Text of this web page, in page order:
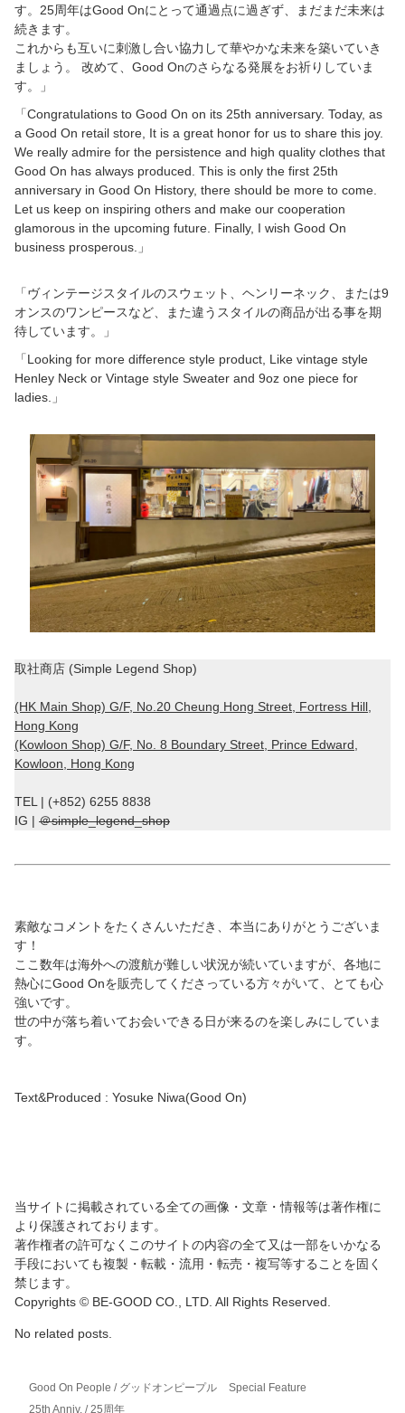
す。25周年はGood Onにとって通過点に過ぎず、まだまだ未来は
続きます。
これからも互いに刺激し合い協力して華やかな未来を築いていき
ましょう。 改めて、Good Onのさらなる発展をお祈りしていま
す。」
「Congratulations to Good On on its 25th anniversary. Today, as
a Good On retail store, It is a great honor for us to share this joy.
We really admire for the persistence and high quality clothes that
Good On has always produced. This is only the first 25th
anniversary in Good On History, there should be more to come.
Let us keep on inspiring others and make our cooperation
glamorous in the upcoming future. Finally, I wish Good On
business prosperous.」
「ヴィンテージスタイルのスウェット、ヘンリーネック、または9
オンスのワンピースなど、また違うスタイルの商品が出る事を期
待しています。」
「Looking for more difference style product, Like vintage style
Henley Neck or Vintage style Sweater and 9oz one piece for
ladies.」
取社商店 (Simple Legend Shop)
(HK Main Shop) G/F, No.20 Cheung Hong Street, Fortress Hill,
Hong Kong
(Kowloon Shop) G/F, No. 8 Boundary Street, Prince Edward,
Kowloon, Hong Kong
TEL | (+852) 6255 8838
IG | ＠simple_legend_shop
素敵なコメントをたくさんいただき、本当にありがとうございま
す！
ここ数年は海外への渡航が難しい状況が続いていますが、各地に
熱心にGood Onを販売してくださっている方々がいて、とても心
強いです。
世の中が落ち着いてお会いできる日が来るのを楽しみにしていま
す。
Text&Produced : Yosuke Niwa(Good On)
当サイトに掲載されている全ての画像・文章・情報等は著作権に
より保護されております。
著作権者の許可なくこのサイトの内容の全て又は一部をいかなる
手段においても複製・転載・流用・転売・複写等することを固く
禁じます。
Copyrights © BE-GOOD CO., LTD. All Rights Reserved.
No related posts.
Good On People / グッドオンピープル
Special Feature
25th Anniv. / 25周年